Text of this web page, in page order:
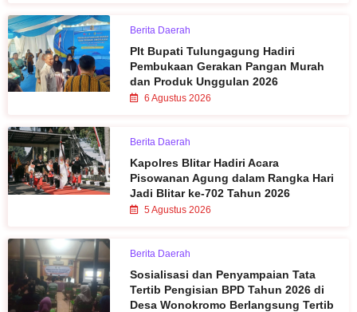
Berita Daerah
Plt Bupati Tulungagung Hadiri
Pembukaan Gerakan Pangan Murah
dan Produk Unggulan 2026
6 Agustus 2026
Berita Daerah
Kapolres Blitar Hadiri Acara
Pisowanan Agung dalam Rangka Hari
Jadi Blitar ke-702 Tahun 2026
5 Agustus 2026
Berita Daerah
Sosialisasi dan Penyampaian Tata
Tertib Pengisian BPD Tahun 2026 di
Desa Wonokromo Berlangsung Tertib